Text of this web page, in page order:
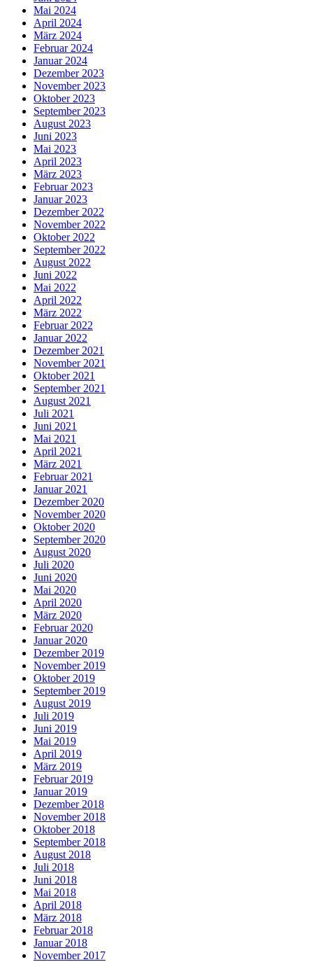
Mai 2024
April 2024
März 2024
Februar 2024
Januar 2024
Dezember 2023
November 2023
Oktober 2023
September 2023
August 2023
Juni 2023
Mai 2023
April 2023
März 2023
Februar 2023
Januar 2023
Dezember 2022
November 2022
Oktober 2022
September 2022
August 2022
Juni 2022
Mai 2022
April 2022
März 2022
Februar 2022
Januar 2022
Dezember 2021
November 2021
Oktober 2021
September 2021
August 2021
Juli 2021
Juni 2021
Mai 2021
April 2021
März 2021
Februar 2021
Januar 2021
Dezember 2020
November 2020
Oktober 2020
September 2020
August 2020
Juli 2020
Juni 2020
Mai 2020
April 2020
März 2020
Februar 2020
Januar 2020
Dezember 2019
November 2019
Oktober 2019
September 2019
August 2019
Juli 2019
Juni 2019
Mai 2019
April 2019
März 2019
Februar 2019
Januar 2019
Dezember 2018
November 2018
Oktober 2018
September 2018
August 2018
Juli 2018
Juni 2018
Mai 2018
April 2018
März 2018
Februar 2018
Januar 2018
November 2017